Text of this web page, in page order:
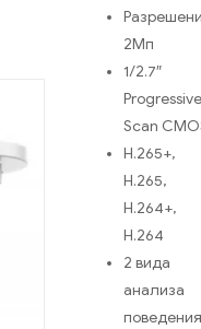
2Мп
1/2.7″
Progressive
Scan
H.265+,
H.265,
H.264+,
H.264
2 вида
анализа
поведения